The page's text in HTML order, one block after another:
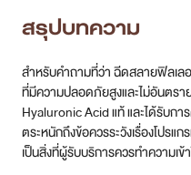
สรุปบทความ
สำหรับคำถามที่ว่า ฉีดสลายฟิลเล
ที่มีความปลอดภัยสูงและไม่อันตร
Hyaluronic Acid แท้ และได้รับก
ตระหนักถึงข้อควรระวังเรื่องโปร
เป็นสิ่งที่ผู้รับบริการควรทำความเข้